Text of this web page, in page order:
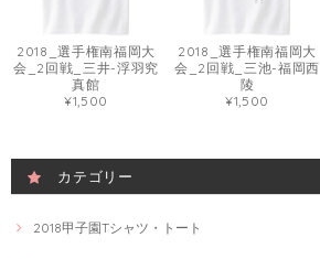
2018_選手権南福岡大
会_2回戦_三井-浮羽究
真館
¥1,500
2018_選手権南福岡大
会_2回戦_三池-福岡西
陵
¥1,500
カテゴリー
2018甲子園Tシャツ・トート